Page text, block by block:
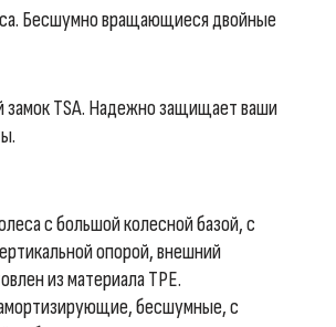
Бесшумно вращающиеся двойные
замок TSA. Надежно защищает ваши
с большой колесной базой, с
опорой, внешний
из материала TPE.
бесшумные, с